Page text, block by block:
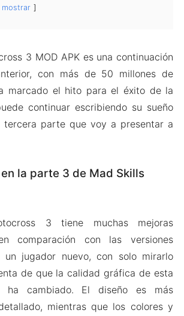
mostrar
3 MOD APK es una continuación
con más de 50 millones de
marcado el hito para el éxito de la
continuar escribiendo su sueño
tercera parte que voy a presentar a
la parte 3 de Mad Skills
3 tiene muchas mejoras
comparación con las versiones
un jugador nuevo, con solo mirarlo
de que la calidad gráfica de esta
ha cambiado. El diseño es más
mientras que los colores y